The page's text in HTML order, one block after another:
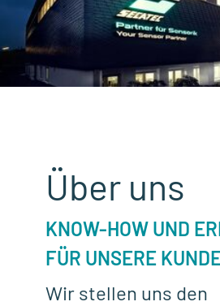
Über uns
KNOW-HOW UND
FÜR UNSERE
Wir stellen uns den